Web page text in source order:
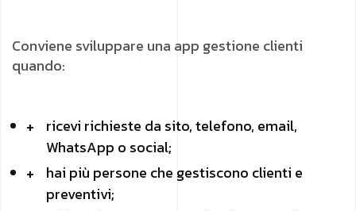
Conviene sviluppare una app gestione clienti
quando:
ricevi richieste da sito, telefono, email,
WhatsApp o social;
hai più persone che gestiscono clienti e
preventivi;